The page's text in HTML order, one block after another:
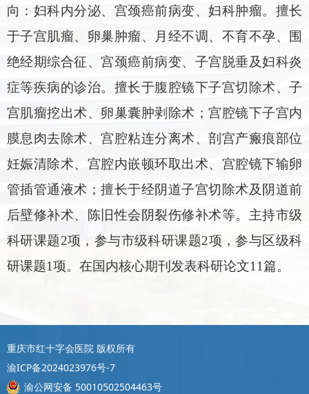
向：妇科内分泌、宫颈癌前病变、妇科肿瘤。擅长
于子宫肌瘤、卵巢肿瘤、月经不调、不育不孕、围
绝经期综合征、宫颈癌前病变、子宫脱垂及妇科炎
症等疾病的诊治。擅长于腹腔镜下子宫切除术、子
宫肌瘤挖出术、卵巢囊肿剥除术；宫腔镜下子宫内
膜息肉去除术、宫腔粘连分离术、剖宫产瘢痕部位
妊娠清除术、宫腔内嵌顿环取出术、宫腔镜下输卵
管插管通液术；擅长于经阴道子宫切除术及阴道前
后壁修补术、陈旧性会阴裂伤修补术等。主持市级
科研课题2项，参与市级科研课题2项，参与区级科
研课题1项。在国内核心期刊发表科研论文11篇。
重庆市红十字会医院 版权所有
渝ICP备2024023976号-7
渝公网安备 50010502504463号